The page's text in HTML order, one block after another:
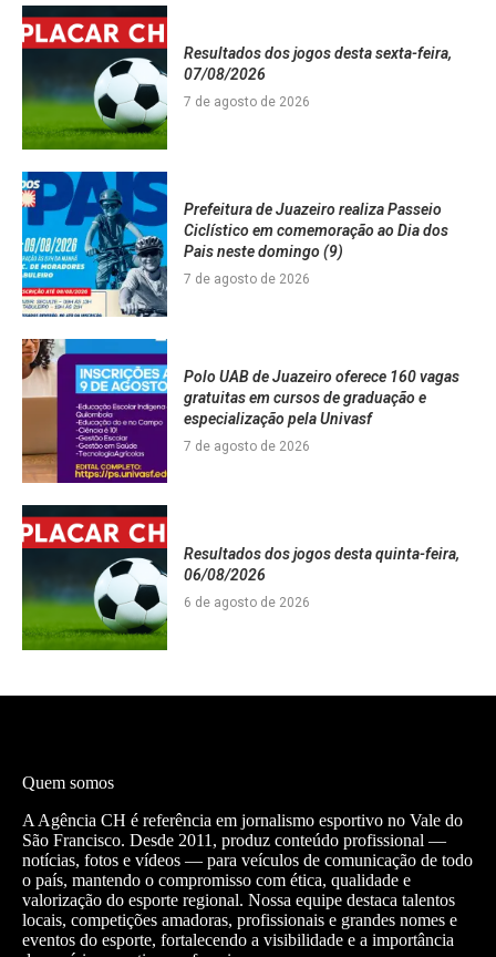
Resultados dos jogos desta sexta-feira,
07/08/2026
7 de agosto de 2026
Prefeitura de Juazeiro realiza Passeio
Ciclístico em comemoração ao Dia dos
Pais neste domingo (9)
7 de agosto de 2026
Polo UAB de Juazeiro oferece 160 vagas
gratuitas em cursos de graduação e
especialização pela Univasf
7 de agosto de 2026
Resultados dos jogos desta quinta-feira,
06/08/2026
6 de agosto de 2026
Quem somos
A Agência CH é referência em jornalismo esportivo no Vale do
São Francisco. Desde 2011, produz conteúdo profissional —
notícias, fotos e vídeos — para veículos de comunicação de todo
o país, mantendo o compromisso com ética, qualidade e
valorização do esporte regional. Nossa equipe destaca talentos
locais, competições amadoras, profissionais e grandes nomes e
eventos do esporte, fortalecendo a visibilidade e a importância